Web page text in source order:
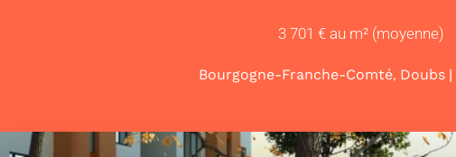
3 701 € au m² (moyenne)
Bourgogne-Franche-Comté, Doubs |